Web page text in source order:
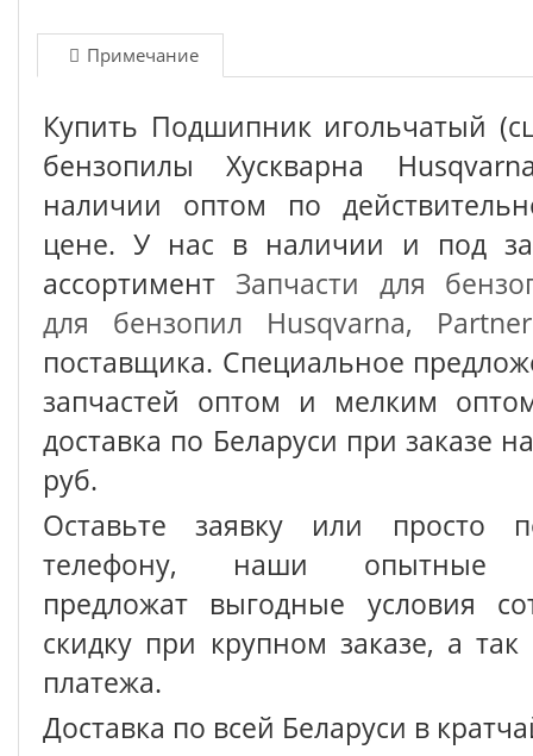
Примечание
Купить Подшипник игольчатый
бензопилы Хускварна
наличии оптом по
цене. У нас в наличии и под
ассортимент Запчасти для
для бензопил Husqvarna, Partner
поставщика. Специальное
запчастей оптом и мелким
доставка по Беларуси при заказе
руб.
Оставьте заявку или просто
телефону, наши опытные
предложат выгодные условия
скидку при крупном заказе, а так
платежа.
Доставка по всей Беларуси в